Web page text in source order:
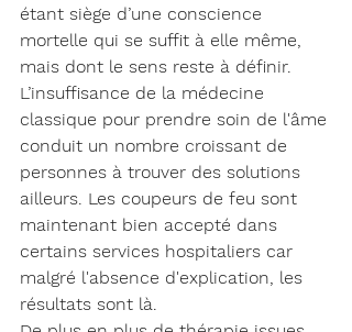
étant siège d’une conscience
mortelle qui se suffit à elle même,
mais dont le sens reste à définir.
L’insuffisance de la médecine
classique pour prendre soin de l'âme
conduit un nombre croissant de
personnes à trouver des solutions
ailleurs. Les coupeurs de feu sont
maintenant bien accepté dans
certains services hospitaliers car
malgré l'absence d'explication, les
résultats sont là.